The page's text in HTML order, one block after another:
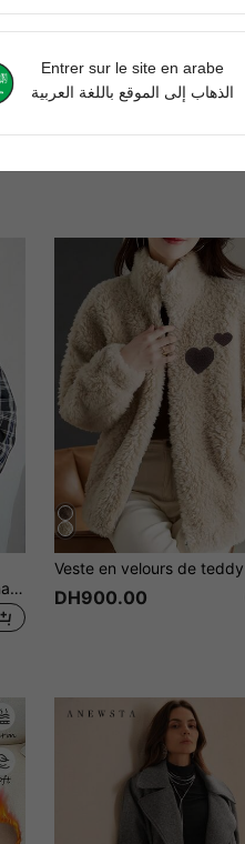
SHEIN SXY Blouse ample à manches longues et à l'épaule tombante en tartan, pour le printemps et l'automne DH900.00
Entrer sur le site en arabe
الذهاب إلى الموقع باللغة العربية